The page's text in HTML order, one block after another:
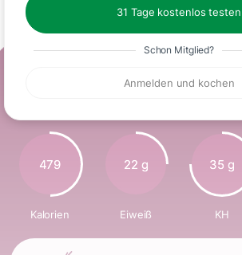
31 Tage kostenlos testen
Schon Mitglied?
Anmelden und kochen
Ernährungswerte
479
Kalorien
22 g
Eiweiß
35 g
KH